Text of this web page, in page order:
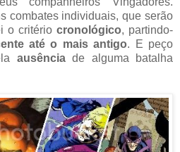
combates individuais, que serão
o critério cronológico, partindo-
até o mais antigo. E peço
ausênciade alguma batalha